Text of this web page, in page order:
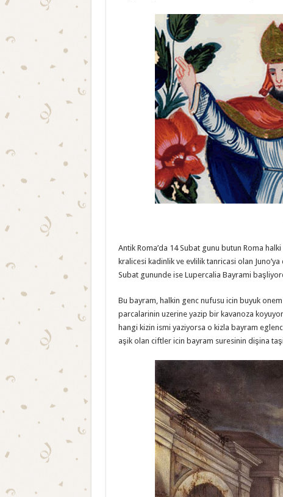
Antik Roma’da 14 Subat gunu butun Roma
kralicesi kadinlik ve evlilik tanricasi olan
Subat gununde ise Lupercalia Bayrami
Bu bayram, halkin genc nufusu icin buyuk
parcalarinin uzerine yazip bir kavanoza
hangi kizin ismi yaziyorsa o kizla bayram
aşik olan ciftler icin bayram suresinin dişina